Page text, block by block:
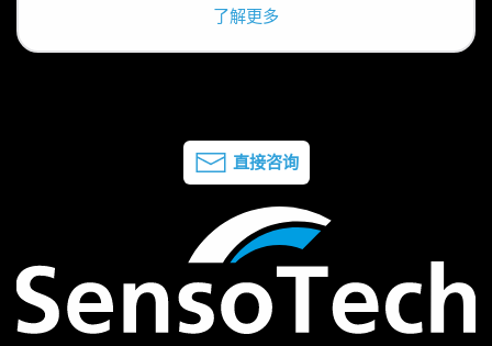
了解更多
直接咨询